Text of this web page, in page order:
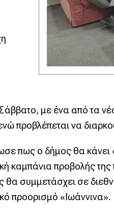
Σάββατο, με ένα από τα
προβλέπεται να
πως ο δήμος θα κάνει
προβολής της
θα συμμετάσχει σε
προορισμό «Ιωάννινα».